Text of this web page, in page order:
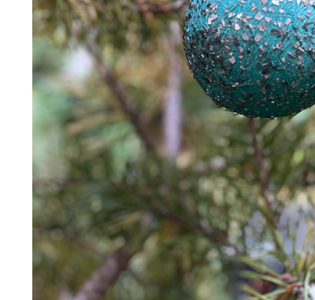
DKK Vælg muligheder 0
Se kurv
Kasse